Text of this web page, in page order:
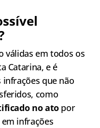
válidas em todos os
Catarina, e é
que não
como
no ato por
infrações